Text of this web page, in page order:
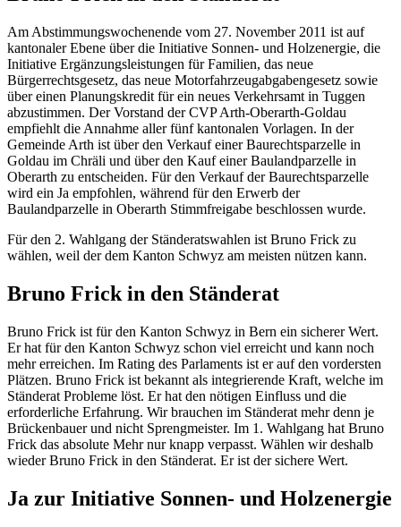
Am Abstimmungswochenende vom 27. November 2011 ist auf
kantonaler Ebene über die Initiative Sonnen- und Holzenergie, die
Initiative Ergänzungsleistungen für Familien, das neue
Bürgerrechtsgesetz, das neue Motorfahrzeugabgabengesetz sowie
über einen Planungskredit für ein neues Verkehrsamt in Tuggen
abzustimmen. Der Vorstand der CVP Arth-Oberarth-Goldau
empfiehlt die Annahme aller fünf kantonalen Vorlagen. In der
Gemeinde Arth ist über den Verkauf einer Baurechtsparzelle in
Goldau im Chräli und über den Kauf einer Baulandparzelle in
Oberarth zu entscheiden. Für den Verkauf der Baurechtsparzelle
wird ein Ja empfohlen, während für den Erwerb der
Baulandparzelle in Oberarth Stimmfreigabe beschlossen wurde.
Für den 2. Wahlgang der Ständeratswahlen ist Bruno Frick zu
wählen, weil der dem Kanton Schwyz am meisten nützen kann.
Bruno Frick in den Ständerat
Bruno Frick ist für den Kanton Schwyz in Bern ein sicherer Wert.
Er hat für den Kanton Schwyz schon viel erreicht und kann noch
mehr erreichen. Im Rating des Parlaments ist er auf den vordersten
Plätzen. Bruno Frick ist bekannt als integrierende Kraft, welche im
Ständerat Probleme löst. Er hat den nötigen Einfluss und die
erforderliche Erfahrung. Wir brauchen im Ständerat mehr denn je
Brückenbauer und nicht Sprengmeister. Im 1. Wahlgang hat Bruno
Frick das absolute Mehr nur knapp verpasst. Wählen wir deshalb
wieder Bruno Frick in den Ständerat. Er ist der sichere Wert.
Ja zur Initiative Sonnen- und Holzenergie